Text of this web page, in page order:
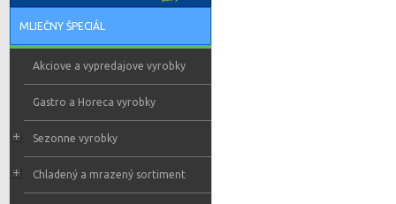
MLIEČNY ŠPECIÁL
Akciove a vypredajove vyrobky
Gastro a Horeca vyrobky
Sezonne vyrobky
Chladený a mrazený sortiment